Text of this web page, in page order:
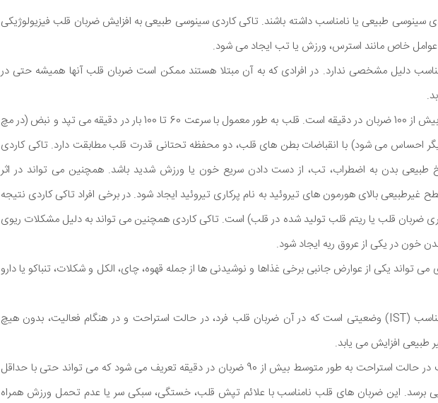
سینوسی طبیعی یا نامناسب داشته باشند. تاکی کاردی سینوسی طبیعی به افزایش ضربان قلب فیزیولوژیکی
عوامل خاص مانند استرس، ورزش یا تب ایجاد می شود.
دلیل مشخصی ندارد. در افرادی که به آن مبتلا هستند ممکن است ضربان قلب آنها همیشه حتی در
تاکی کاردی ضربان قلب بیش از 100 ضربان در دقیقه است. قلب به طور معمول با سرعت 60 تا 100 بار در دقیقه می تپد و نبض (در مچ
احساس می شود) با انقباضات بطن های قلب، دو محفظه تحتانی قدرت قلب مطابقت دارد. تاکی کاردی
طبیعی بدن به اضطراب، تب، از دست دادن سریع خون یا ورزش شدید باشد. همچنین می تواند در اثر
بالای هورمون های تیروئید به نام پرکاری تیروئید ایجاد شود. در برخی افراد تاکی کاردی نتیجه
ضربان قلب یا ریتم قلب تولید شده در قلب) است. تاکی کاردی همچنین می تواند به دلیل مشکلات ریوی
خون در یکی از عروق ریه ایجاد شود.
می تواند یکی از عوارض جانبی برخی غذاها و نوشیدنی ها از جمله قهوه، چای، الکل و شکلات، تنباکو یا دارو
تاکی کاردی سینوسی نامناسب (IST) وضعیتی است که در آن ضربان قلب فرد، در حالت استراحت و در هنگام فعالیت، بدون هیچ
افزایش می یابد.
IST به عنوان ضربان قلب در حالت استراحت به طور متوسط بیش از 90 ضربان در دقیقه تعریف می شود که می تواند حتی با حداقل
برسد. این ضربان های قلب نامناسب با علائم تپش قلب، خستگی، سبکی سر یا عدم تحمل ورزش همراه